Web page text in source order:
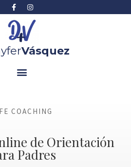
Vásquez
COACHING
de Orientación
Padres